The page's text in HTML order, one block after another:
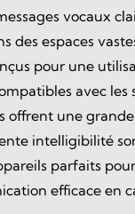
vocaux
des espaces
pour une
avec les
offrent une
intelligibilité
parfaits
efficace en